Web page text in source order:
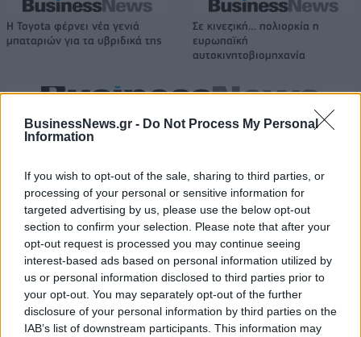
BusinessNews.gr - Do Not Process My Personal
Information
If you wish to opt-out of the sale, sharing to third parties, or
processing of your personal or sensitive information for
targeted advertising by us, please use the below opt-out
section to confirm your selection. Please note that after your
opt-out request is processed you may continue seeing
interest-based ads based on personal information utilized by
us or personal information disclosed to third parties prior to
your opt-out. You may separately opt-out of the further
disclosure of your personal information by third parties on the
IAB’s list of downstream participants. This information may
Η Toyota φέρνει νέα γενιά
μπαταριών για τα υβριδικά της
Σε κινεζική… πολιορκία η
ευρωπαϊκή
αυτοκινητοβιομηχανία
Νέο Audi A2 e-tron με στόχο την κορυφή της αποδοτικότητας
Άρης: Το πρόγραμμα
προετοιμασίας και τα φιλικά
ΠΑΟΚ: Έφτασε στη Θεσσαλονίκη
ο ΡαϊΚουάν Γκρέι (vid & pics)
Χρηματιστήριο Αθηνών: Εβδομαδιαία άνοδος 1,76%, κέρδη 23,31%
από τις αρχές του έτους